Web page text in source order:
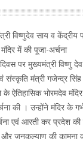
विष्णुदेव साय व केंद्रीय
में की पूजा-अर्चना
पर मुख्यमंत्री विष्णु
संस्कृति मंत्री गजेन्द्र
ऐतिहासिक भोरमदेव मंदिर
की । उन्होंने मंदिर के
एवं आरती कर प्रदेश
और जनकल्याण की कामना